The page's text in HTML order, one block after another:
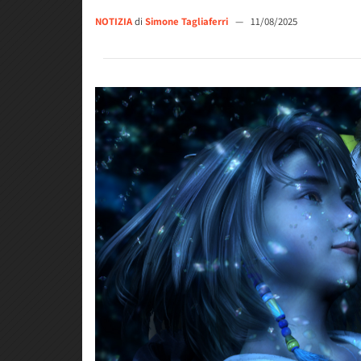
NOTIZIAdi Simone Tagliaferri — 11/08/2025